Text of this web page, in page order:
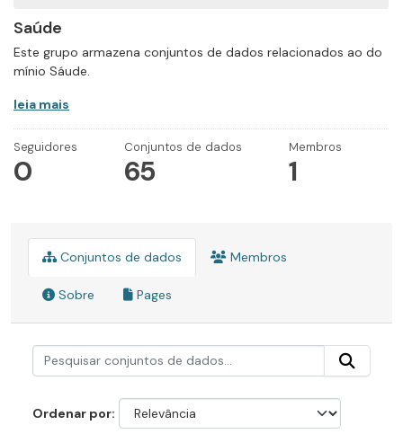
Saúde
Este grupo armazena conjuntos de dados relacionados ao do
mínio Sáude.
leia mais
Seguidores
0
Conjuntos de dados
65
Membros
1
Conjuntos de dados Membros
Sobre Pages
Ordenar por